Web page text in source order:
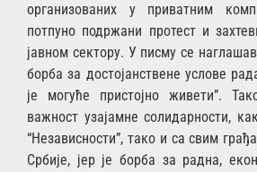
организованих у приватним
потпуно подржани протест и
јавном сектору. У писму се
борба за достојанствене услове
је могуће пристојно живети”.
важност узајамне солидарности,
“Независности”, тако и са свим
Србије, јер је борба за радна,